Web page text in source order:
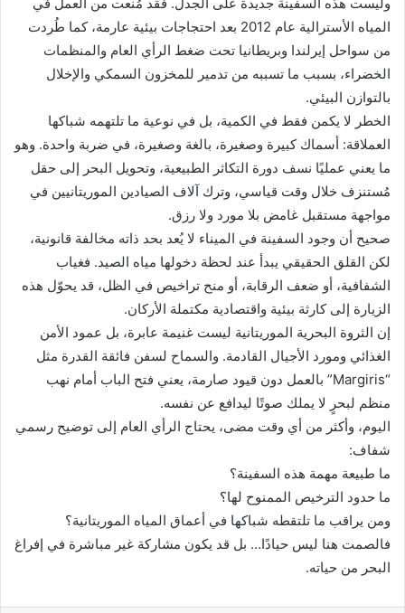
المياه الأسترالية عام 2012 بعد احتجاجات بيئية عارمة، كما طُردت
من سواحل إيرلندا وبريطانيا تحت ضغط الرأي العام والمنظمات
الخضراء، بسبب ما تسببه من تدمير للمخزون السمكي والإخلال
بالتوازن البيئي.
الخطر لا يكمن فقط في الكمية، بل في نوعية ما تلتهمه شباكها
العملاقة: أسماك كبيرة وصغيرة، بالغة وصغيرة، في ضربة واحدة. وهو
ما يعني عمليًا نسف دورة التكاثر الطبيعية، وتحويل البحر إلى حقل
مُستنزف خلال وقت قياسي، وترك آلاف الصيادين الموريتانيين في
مواجهة مستقبل غامض بلا مورد ولا رزق.
صحيح أن وجود السفينة في الميناء لا يُعد بحد ذاته مخالفة قانونية،
لكن القلق الحقيقي يبدأ عند لحظة دخولها مياه الصيد. فغياب
الشفافية، أو ضعف الرقابة، أو منح تراخيص في الظل، قد يحوّل هذه
الزيارة إلى كارثة بيئية واقتصادية مكتملة الأركان.
إن الثروة البحرية الموريتانية ليست غنيمة عابرة، بل عمود الأمن
الغذائي ومورد الأجيال القادمة. والسماح لسفن فائقة القدرة مثل
“Margiris” بالعمل دون قيود صارمة، يعني فتح الباب أمام نهب
منظم لبحرٍ لا يملك صوتًا ليدافع عن نفسه.
اليوم، وأكثر من أي وقت مضى، يحتاج الرأي العام إلى توضيح رسمي
شفاف:
ما طبيعة مهمة هذه السفينة؟
ما حدود الترخيص الممنوح لها؟
ومن يراقب ما تلتقطه شباكها في أعماق المياه الموريتانية؟
فالصمت هنا ليس حيادًا… بل قد يكون مشاركة غير مباشرة في إفراغ
البحر من حياته.